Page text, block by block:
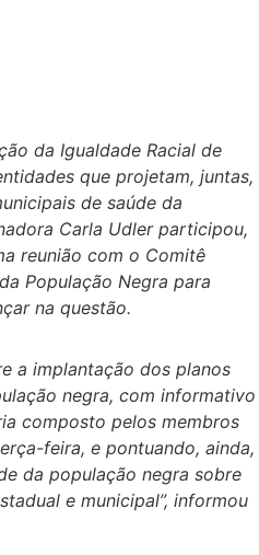
da Igualdade Racial de
que projetam, juntas,
de saúde da
Carla Udler participou,
reunião com o Comitê
População Negra para
na questão.
a implantação dos planos
negra, com informativo
composto pelos membros
feira, e pontuando, ainda,
da população negra sobre
e municipal”, informou